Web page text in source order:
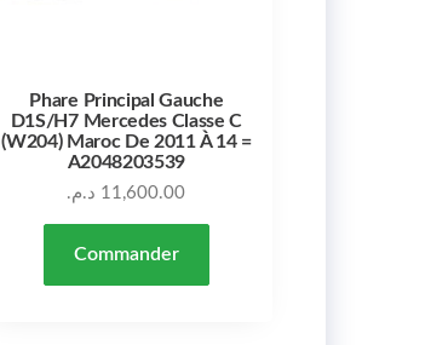
Phare Principal Gauche
D1S/H7 Mercedes Classe C
(W204) Maroc De 2011 À 14 =
A2048203539
11,600.00 د.م.
Commander